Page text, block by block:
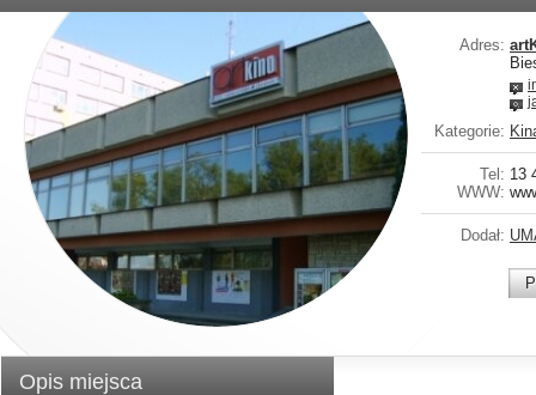
Adres:
Kategorie:
Tel: 13
WWW:
Dodał:
Opis miejsca